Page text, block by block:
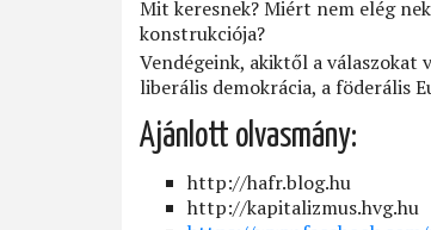
Mit keresnek? Miért nem elég
konstrukciója?
Vendégeink, akiktől a válaszokat
liberális demokrácia, a föderális
Ajánlott olvasmány:
http://hafr.blog.hu
http://kapitalizmus.hvg.hu